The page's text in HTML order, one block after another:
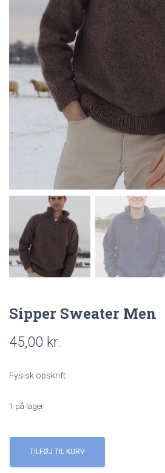
Sipper Sweater Men
45,00 kr.
Fysisk opskrift
1 på lager
Sipper
Sweater
Men
TILFØJ TIL KURV